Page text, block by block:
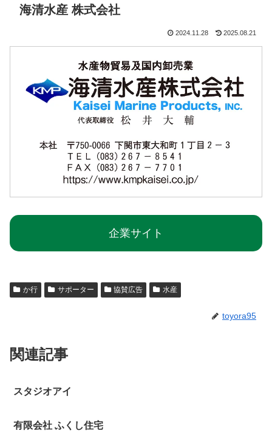
海清水産 株式会社
2024.11.28 2025.08.21
企業サイト
か行 サポーター 協賛広告 水産
toyora95
関連記事
スタジオアイ
有限会社 ふくし住宅